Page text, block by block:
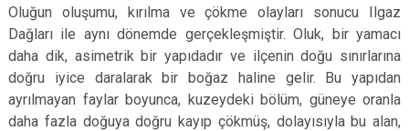
Oluğun oluşumu, kırılma ve çökme olayları sonucu Ilgaz
Dağları ile aynı dönemde gerçekleşmiştir. Oluk, bir yamacı
daha dik, asimetrik bir yapıdadır ve ilçenin doğu sınırlarına
doğru iyice daralarak bir boğaz haline gelir. Bu yapıdan
ayrılmayan faylar boyunca, kuzeydeki bölüm, güneye oranla
daha fazla doğuya doğru kayıp çökmüş, dolayısıyla bu alan,